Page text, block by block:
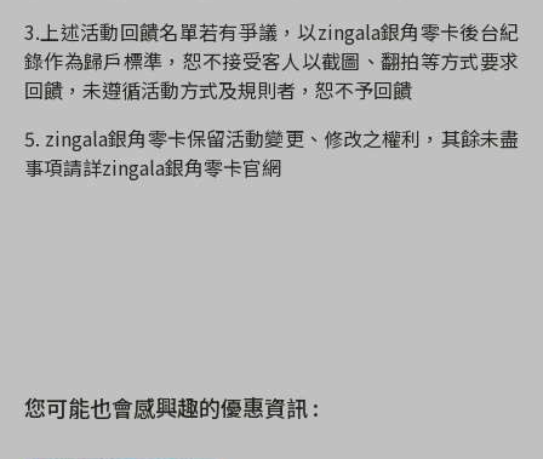
3.上述活動回饋名單若有爭議，以zingala銀角零卡後台紀
錄作為歸戶標準，恕不接受客人以截圖、翻拍等方式要求
回饋，未遵循活動方式及規則者，恕不予回饋
5. zingala銀角零卡保留活動變更、修改之權利，其餘未盡
事項請詳zingala銀角零卡官網
您可能也會感興趣的優惠資訊 :